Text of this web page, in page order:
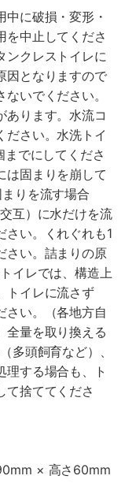
に破損・変形・
を中止してくださ
ンクレストイレに
因となりますので
いでください。
あります。水流コ
ださい。水洗トイ
までにしてくださ
は固まりを崩して
りを流す場合
互）に水だけを流
さい。くれぐれも1
さい。詰まりの原
イレでは、構造上
トイレに流さず
さい。（各地方自
全量を取り換える
多頭飼育など）、
理する場合も、ト
て捨ててくださ
× 高さ60mm